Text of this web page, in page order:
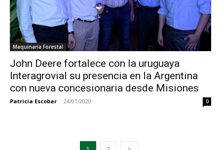
Maquinaria Forestal
John Deere fortalece con la uruguaya
Interagrovial su presencia en la Argentina
con nueva concesionaria desde Misiones
Patricia Escobar - 24/01/2020 0